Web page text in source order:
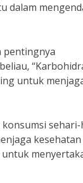
dalam
pentingnya
untuk
sehari-